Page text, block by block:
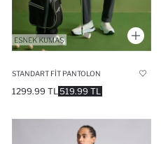
STANDART FIT PANTOLON
519.99 TL
1299.99 TL